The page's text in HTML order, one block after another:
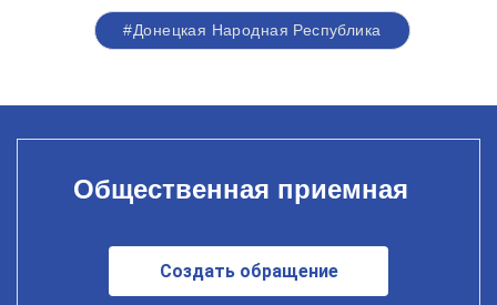
#Донецкая Народная Республика
Общественная приемная
Создать обращение